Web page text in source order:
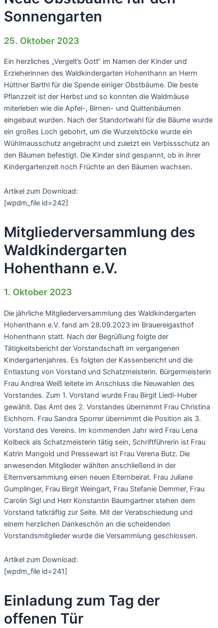
Sonnengarten
25. Oktober 2023
Ein herzliches „Vergelt’s Gott“ im Namen der Kinder und
Erzieherinnen des Waldkindergarten Hohenthann an Herrn
Hüttner Barthl für die Spende einiger Obstbäume. Die beste
Pflanzzeit ist der Herbst und so konnten die Waldmäuse
miterleben wie die Apfel-, Birnen- und Quittenbäumen
eingebaut wurden. Nach der Standortwahl für die Bäume wurde
ein großes Loch gebohrt, um die Wurzelstöcke wurde ein
Wühlmausschutz angebracht und zuletzt ein Verbissschutz an
den Bäumen befestigt. Die Kinder sind gespannt, ob in ihrer
Kindergartenzeit noch Früchte an den Bäumen wachsen.
Artikel zum Download:
[wpdm_file id=242]
Mitgliederversammlung des
Waldkindergarten
Hohenthann e.V.
1. Oktober 2023
Die jährliche Mitgliederversammlung des Waldkindergarten
Hohenthann e.V. fand am 28.09.2023 im Brauereigasthof
Hohenthann statt. Nach der Begrüßung folgte der
Tätigkeitsbericht der Vorstandschaft im vergangenen
Kindergartenjahres. Es folgten der Kassenbericht und die
Entlastung von Vorstand und Schatzmeisterin. Bürgermeisterin
Frau Andrea Weiß leitete im Anschluss die Neuwahlen des
Vorstandes. Zum 1. Vorstand wurde Frau Birgit Liedl-Huber
gewählt. Das Amt des 2. Vorstandes übernimmt Frau Christina
Eichhorn. Frau Sandra Sporrer übernimmt die Position als 3.
Vorstand des Vereins. Im kommenden Jahr wird Frau Lena
Kolbeck als Schatzmeisterin tätig sein, Schriftführerin ist Frau
Katrin Mangold und Pressewart ist Frau Verena Butz. Die
anwesenden Mitglieder wählten anschließend in der
Elternversammlung einen neuen Elternbeirat. Frau Juliane
Gumplinger, Frau Birgit Weingart, Frau Stefanie Demmer, Frau
Carolin Sigl und Herr Konstantin Baumgartner stehen dem
Vorstand tatkräftig zur Seite. Mit der Verabschiedung und
einem herzlichen Dankeschön an die scheidenden
Vorstandsmitglieder wurde die Versammlung geschlossen.
Artikel zum Download:
[wpdm_file id=241]
Einladung zum Tag der
offenen Tür